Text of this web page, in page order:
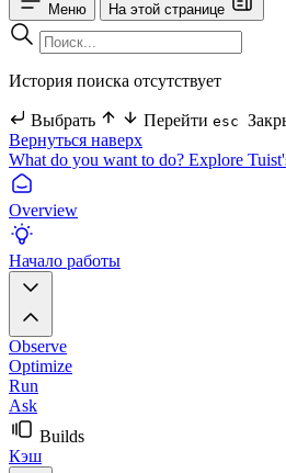
Меню На этой странице
История поиска отсутствует
Выбрать Перейти esc
Вернуться наверх
What do you want to do? Explore
Overview
Начало работы
Observe
Optimize
Run
Ask
Builds
Кэш